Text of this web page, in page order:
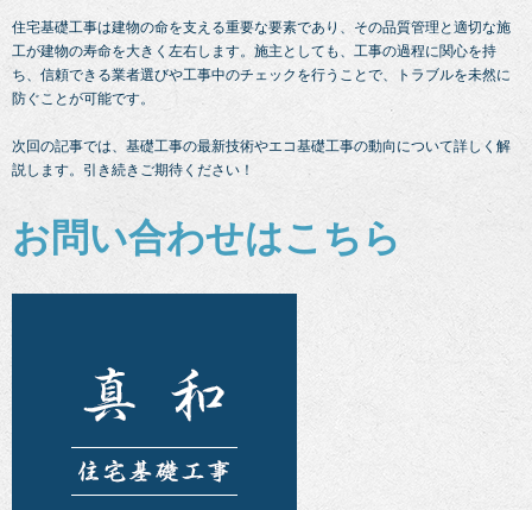
住宅基礎工事は建物の命を支える重要な要素であり、その品質管理と適切な施
工が建物の寿命を大きく左右します。施主としても、工事の過程に関心を持
ち、信頼できる業者選びや工事中のチェックを行うことで、トラブルを未然に
防ぐことが可能です。
次回の記事では、基礎工事の最新技術やエコ基礎工事の動向について詳しく解
説します。引き続きご期待ください！
お問い合わせはこちら